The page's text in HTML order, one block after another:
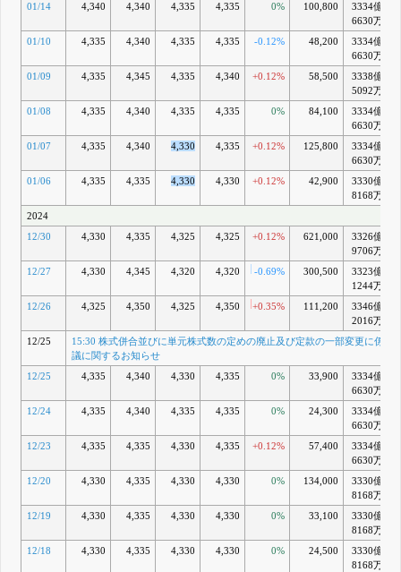
E
15:00 臨時
集のための
に関するお
知らせ
F
15:00 伊藤
会社の子会
社による当
する公開買
並びに親会
らせ
G
15:00 伊藤
会社の子会
社である
ストメント
株式会社に
式に対する
に係る賛同
の意見表明
奨に関する
9月 30, 2024
01/14 4,340 4,340 4,335 4,335 0% 100,800
3334億
6630万
01/10 4,335 4,340 4,335 4,335 -0.12% 48,200
3334億
6630万
01/09 4,335 4,345 4,335 4,340 +0.12% 58,500
3338億
5092万
01/08 4,335 4,340 4,335 4,335 0% 84,100
3334億
6630万
01/07 4,335 4,340 4,330 4,335 +0.12% 125,800
3334億
6630万
01/06 4,335 4,335 4,330 4,330 +0.12% 42,900
3330億
8168万
2024
12/30
4,330 4,335 4,325 4,325 +0.12% 621,000
3326億
9706万
12/27 4,330 4,345 4,320 4,320 -0.69% 300,500
3323億
1244万
12/26 4,325 4,350 4,325 4,350 +0.35% 111,200
3346億
2016万
12/25
15:30 株式併合並びに単元株式数の定めの廃止及び定款の一部変更に係る
議に関するお知らせ
12/25
4,335 4,340 4,330 4,335 0% 33,900
3334億
6630万
12/24 4,335 4,340 4,335 4,335 0% 24,300
3334億
6630万
12/23 4,335 4,335 4,330 4,335 +0.12% 57,400
3334億
6630万
12/20 4,330 4,335 4,330 4,330 0% 134,000
3330億
8168万
12/19 4,330 4,335 4,330 4,330 0% 33,100
3330億
8168万
12/18 4,330 4,335 4,330 4,330 0% 24,500
3330億
8168万